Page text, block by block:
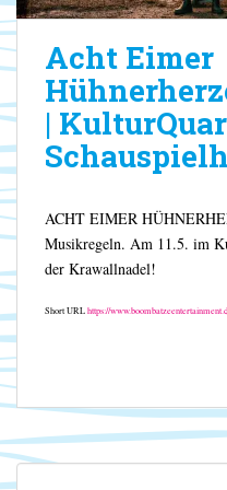
Acht Eimer
|
ACHT EIMER
Musikregeln. Am 11.5. im
der Krawallnadel!
Short URLhttps://